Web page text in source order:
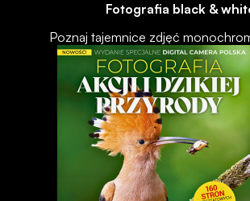
Fotografia black &
Poznaj tajemnice zdjęć